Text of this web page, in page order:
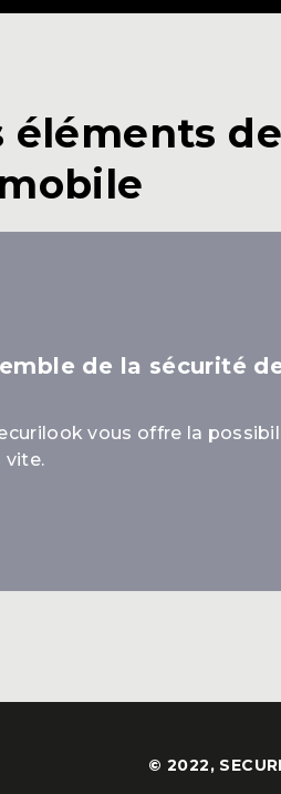
éléments de
de la sécurité
vous offre la
vite.
© 2022,